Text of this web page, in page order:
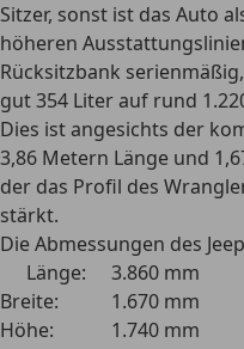
Sitzer, sonst ist das Auto
höheren
Rücksitzbank
gut 354 Liter auf rund
Dies ist angesichts der
3,86 Metern Länge und
der das Profil des
stärkt.
Die Abmessungen des
Länge:
3.860 mm
Breite:
1.670 mm
Höhe:
1.740 mm